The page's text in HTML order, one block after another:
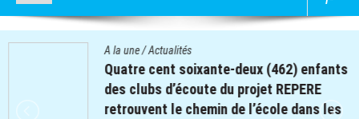
A la une/Actualités
Quatre cent soixante-deux (462) enfants
des clubs d’écoute du projet REPERE
retrouvent le chemin de l’école dans les